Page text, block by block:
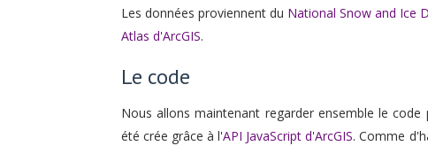
Les données proviennent du National Snow and Ice
Atlas d'ArcGIS.
Le code
Nous allons maintenant regarder ensemble le
été crée grâce à l'API JavaScript d'ArcGIS. Comme